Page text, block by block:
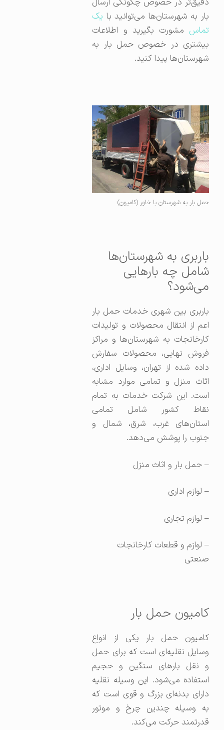
دقیق‌تر در خصوص چگونگی ارسال
بار به شهرستان‌ها می‌توانید بایک
تماسمشورت بگیرید و اطلاعات
بیشتری در خصوص حمل بار به
شهرستان‌ها پیدا کنید.
حمل بار به شهرستان با خاور (کامیون)
باربری به شهرستان‌ها
شامل چه بارهایی
می‌شود؟
باربری بین شهری خدمات حمل بار
اعم از انتقال محصولات و تولیدات
کارخانجات به شهرستان‌ها و مراکز
فروش نهایی، محصولات سفارش
داده شده از تهران، وسایل اداری،
اثاث منزل و تمامی موارد مشابه
است. این شرکت خدمات به تمام
نقاط کشور شامل تمامی
استان‌های غرب، شرق، شمال و
جنوب را پوشش می‌دهد.
– حمل بار و اثاث منزل
– لوازم اداری
– لوازم تجاری
– لوازم و قطعات کارخانجات
صنعتی
کامیون حمل بار
کامیون حمل بار یکی از انواع
وسایل نقلیه‌ای است که برای حمل
و نقل بارهای سنگین و حجیم
استفاده می‌شود. این وسیله نقلیه
دارای بدنه‌ای بزرگ و قوی است که
به وسیله چندین چرخ و موتور
قدرتمند حرکت می‌کند.